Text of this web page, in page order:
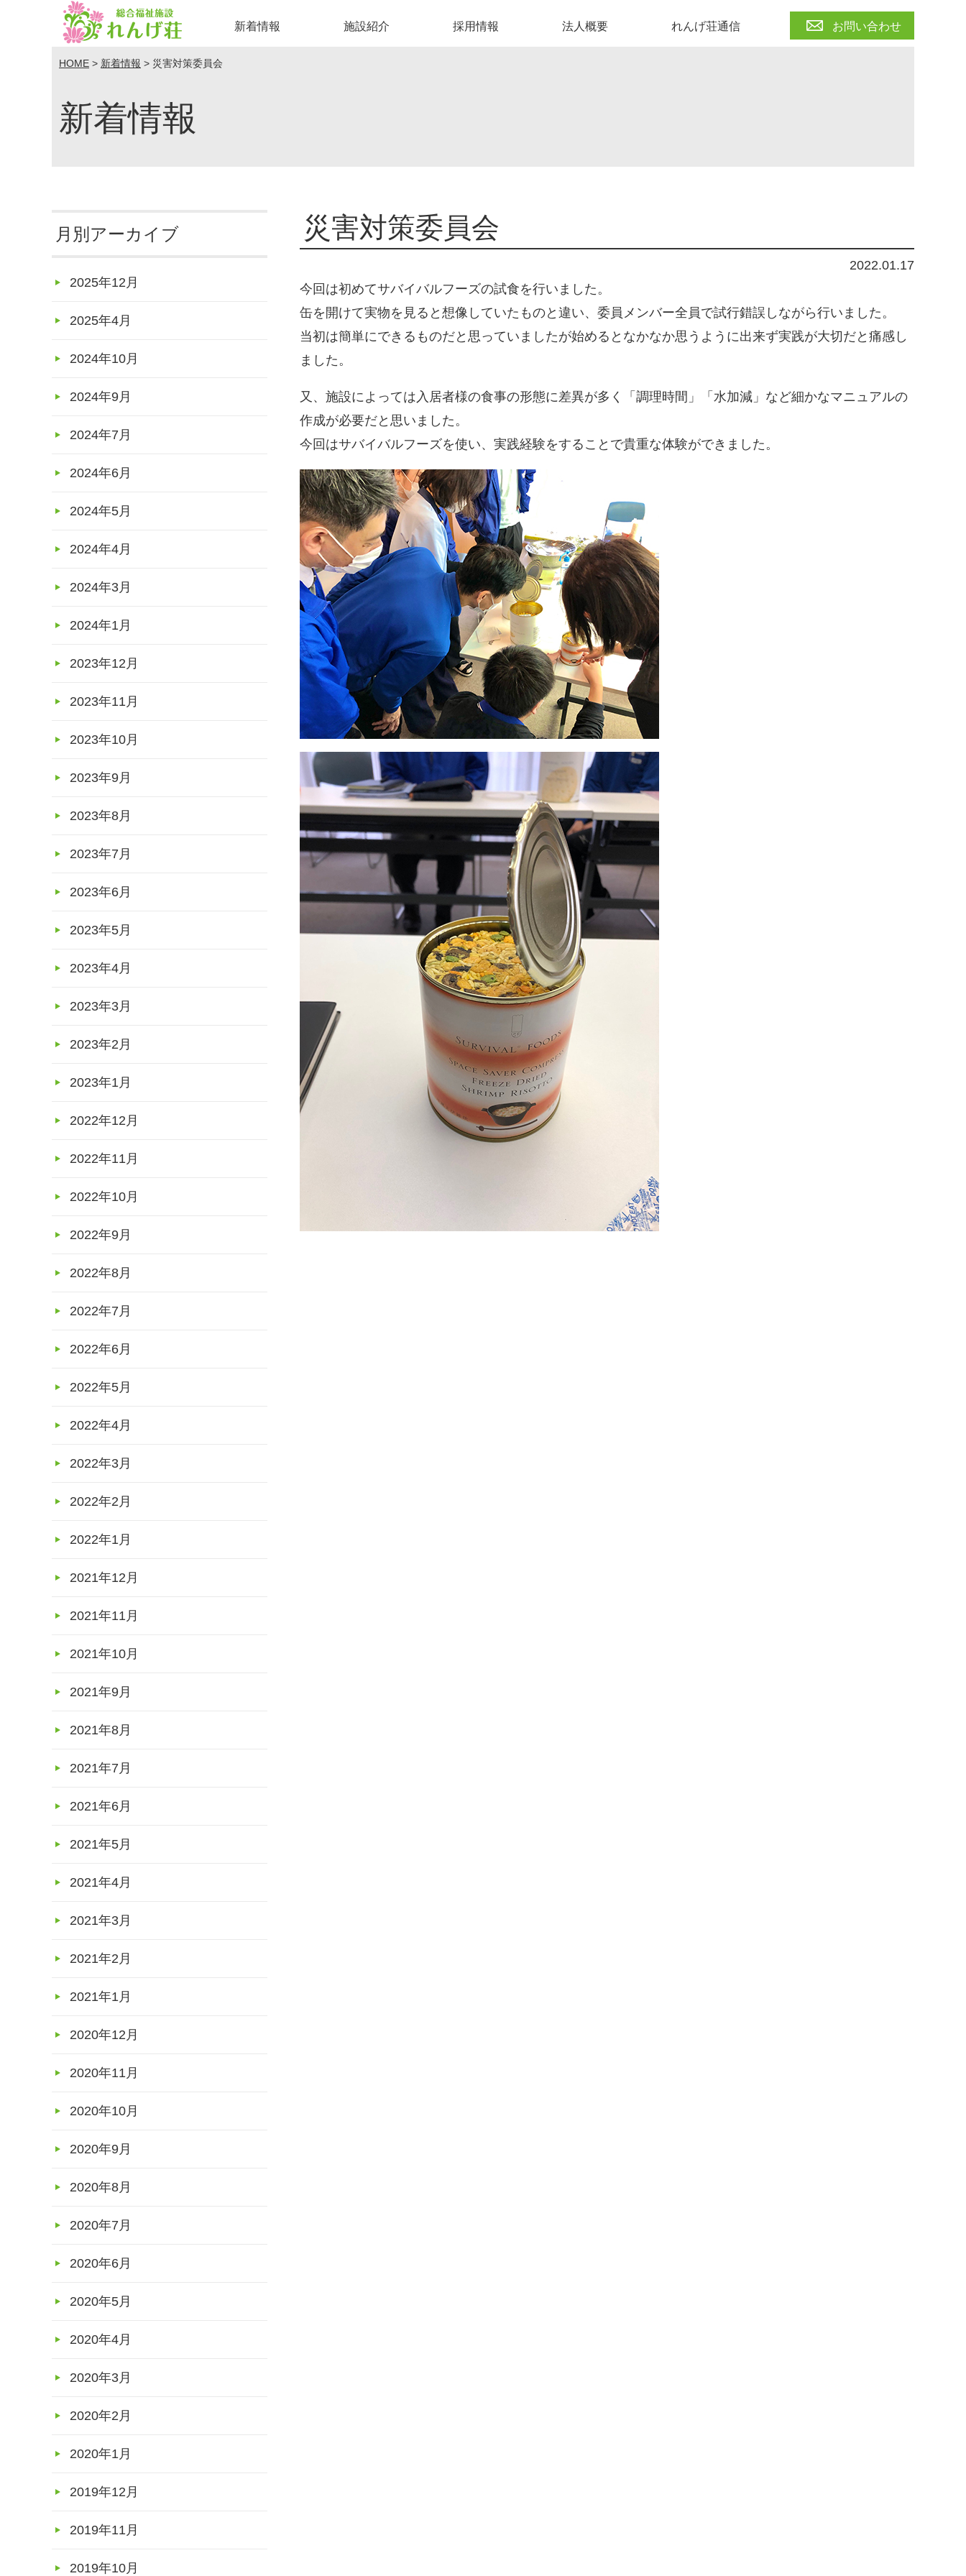
新着情報 施設紹介 採用情報 法人概要 れんげ荘通信 お問い合わせ
HOME > 新着情報 > 災害対策委員会
新着情報
災害対策委員会
2022.01.17
今回は初めてサバイバルフーズの試食を行いました。
缶を開けて実物を見ると想像していたものと違い、委員メンバー全員で試行錯誤しながら行いました。
当初は簡単にできるものだと思っていましたが始めるとなかなか思うように出来ず実践が大切だと痛感し
ました。
又、施設によっては入居者様の食事の形態に差異が多く「調理時間」「水加減」など細かなマニュアルの
作成が必要だと思いました。
今回はサバイバルフーズを使い、実践経験をすることで貴重な体験ができました。
月別アーカイブ
2025年12月
2025年4月
2024年10月
2024年9月
2024年7月
2024年6月
2024年5月
2024年4月
2024年3月
2024年1月
2023年12月
2023年11月
2023年10月
2023年9月
2023年8月
2023年7月
2023年6月
2023年5月
2023年4月
2023年3月
2023年2月
2023年1月
2022年12月
2022年11月
2022年10月
2022年9月
2022年8月
2022年7月
2022年6月
2022年5月
2022年4月
2022年3月
2022年2月
2022年1月
2021年12月
2021年11月
2021年10月
2021年9月
2021年8月
2021年7月
2021年6月
2021年5月
2021年4月
2021年3月
2021年2月
2021年1月
2020年12月
2020年11月
2020年10月
2020年9月
2020年8月
2020年7月
2020年6月
2020年5月
2020年4月
2020年3月
2020年2月
2020年1月
2019年12月
2019年11月
2019年10月